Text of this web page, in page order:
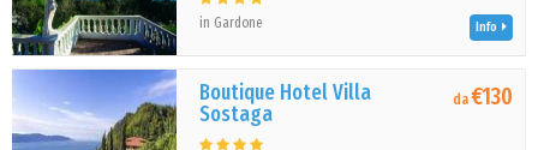
in Gardone Info
Boutique Hotel Villa
Sostaga
da€130